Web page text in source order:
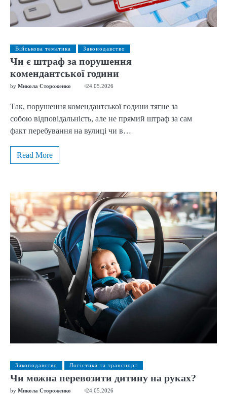
Військова тематика Законодавство
Чи є штраф за порушення
комендантської години
by Микола Стороженко 24.05.2026
Так, порушення комендантської години тягне за
собою відповідальність, але не прямий штраф за сам
факт перебування на вулиці чи в…
Read More
Законодавство Логістика та транспорт
Чи можна перевозити дитину на руках?
by Микола Стороженко 24.05.2026